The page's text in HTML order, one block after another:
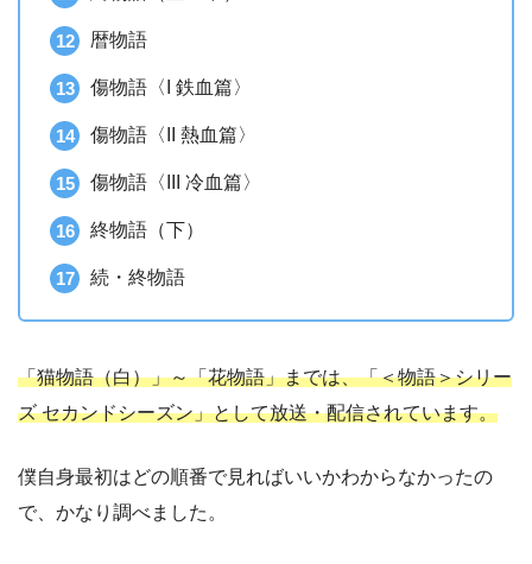
暦物語
傷物語〈I 鉄血篇〉
傷物語〈II 熱血篇〉
傷物語〈III 冷血篇〉
終物語（下）
続・終物語
「猫物語（白）」～「花物語」までは、「＜物語＞シリー
ズ セカンドシーズン」として放送・配信されています。
僕自身最初はどの順番で見ればいいかわからなかったの
で、かなり調べました。